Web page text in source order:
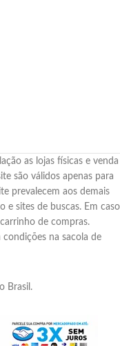
as lojas físicas e venda
são válidos apenas para
prevalecem aos demais
e sites de buscas. Em caso
de compras.
na sacola de
Brasil.